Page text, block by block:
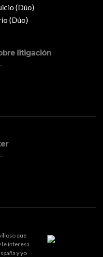
litigación
que
le interesa
y yo